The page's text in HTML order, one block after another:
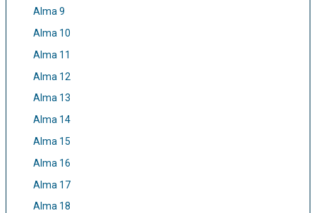
Alma 9
Alma 10
Alma 11
Alma 12
Alma 13
Alma 14
Alma 15
Alma 16
Alma 17
Alma 18